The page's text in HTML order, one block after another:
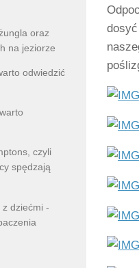
oraz
na jeziorze
odwiedzić
czyli
spędzają
z dziećmi -